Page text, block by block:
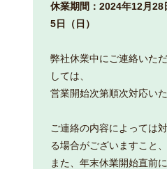
休業期間：2024年12月28
5日（日）
弊社休業中にご連絡いた
しては、
営業開始次第順次対応いた
ご連絡の内容によっては
る場合がございますこと、
また、年末休業開始直前